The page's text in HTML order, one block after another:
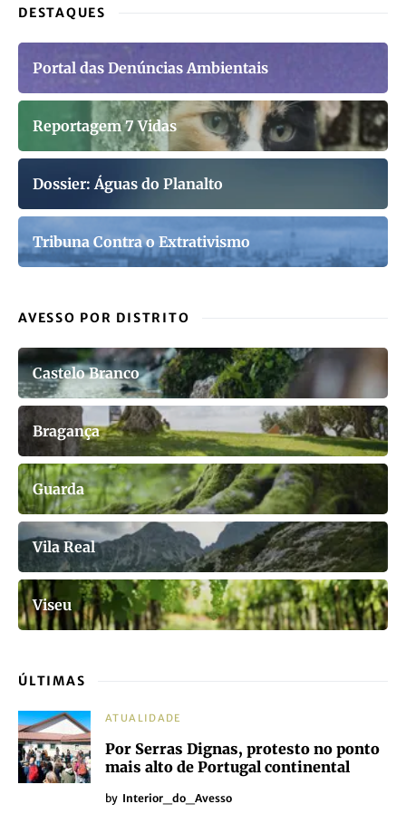
DESTAQUES
Portal das Denúncias Ambientais
Reportagem 7 Vidas
Dossier: Águas do Planalto
Tribuna Contra o Extrativismo
AVESSO POR DISTRITO
Castelo Branco
Bragança
Guarda
Vila Real
Viseu
ÚLTIMAS
ATUALIDADE
Por Serras Dignas, protesto no ponto
mais alto de Portugal continental
by Interior_do_Avesso